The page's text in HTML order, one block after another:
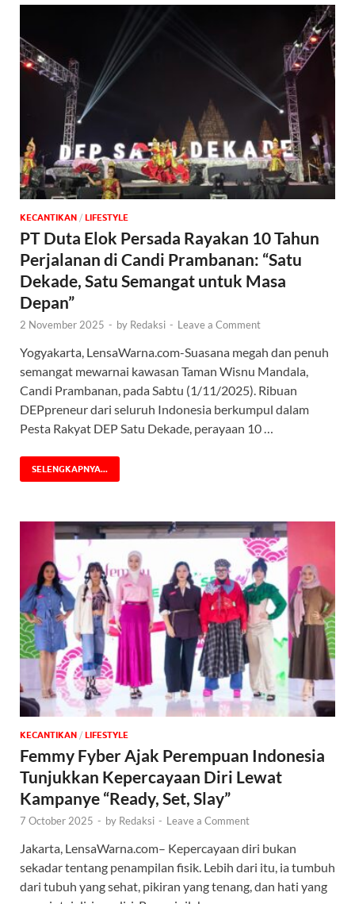
KECANTIKAN / ‎LIFESTYLE
PT Duta Elok Persada Rayakan 10 Tahun
Perjalanan di Candi Prambanan: “Satu
Dekade, Satu Semangat untuk Masa
Depan”
2 November 2025 - by Redaksi - Leave a Comment
Yogyakarta, LensaWarna.com-Suasana megah dan penuh
semangat mewarnai kawasan Taman Wisnu Mandala,
Candi Prambanan, pada Sabtu (1/11/2025). Ribuan
DEPpreneur dari seluruh Indonesia berkumpul dalam
Pesta Rakyat DEP Satu Dekade, perayaan 10 …
SELENGKAPNYA...
KECANTIKAN / ‎LIFESTYLE
Femmy Fyber Ajak Perempuan Indonesia
Tunjukkan Kepercayaan Diri Lewat
Kampanye “Ready, Set, Slay”
7 October 2025 - by Redaksi - Leave a Comment
Jakarta, LensaWarna.com– Kepercayaan diri bukan
sekadar tentang penampilan fisik. Lebih dari itu, ia tumbuh
dari tubuh yang sehat, pikiran yang tenang, dan hati yang